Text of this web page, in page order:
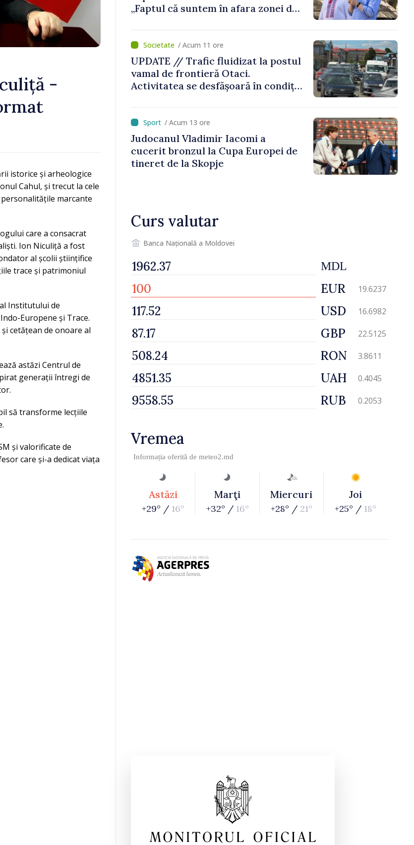
-
istorice și arheologice
Cahul, și trecut la cele
marcante
care a consacrat
Ion Niculiță a fost
al școlii științifice
trace și patrimoniul
Institutului de
Europene și Trace.
cetățean de onoare al
astăzi Centrul de
generații întregi de
să transforme lecțiile
și valorificate de
care și-a dedicat viața
„Faptul că suntem în afara zonei de
/ Acum 11 ore
UPDATE // Trafic fluidizat la postul
vamal de frontieră Otaci.
Activitatea se desfășoară în condiții
/ Acum 13 ore
Judocanul Vladimir Iacomi a
cucerit bronzul la Cupa Europei de
tineret de la Skopje
Curs valutar
Banca Națională a Moldovei
MDL
EUR 19.6237
USD 16.6982
GBP 22.5125
RON 3.8611
UAH 0.4045
RUB 0.2053
Vremea
Informația oferită de meteo2.md
Astăzi
+29° / 16°
Marţi
+32° / 16°
Miercuri
+28° / 21°
Joi
+25° / 18°